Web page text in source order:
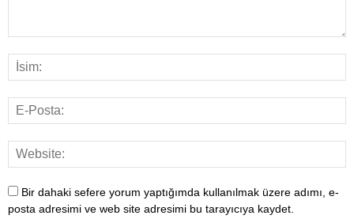
Bir dahaki sefere yorum yaptığımda kullanılmak üzere adımı, e-
posta adresimi ve web site adresimi bu tarayıcıya kaydet.